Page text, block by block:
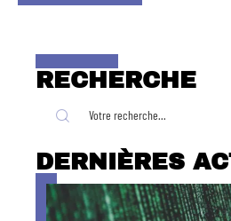
RECHERCHE
DERNIÈRES